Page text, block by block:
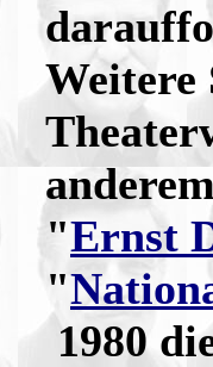
Weitere
"Ernst
"
1980